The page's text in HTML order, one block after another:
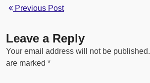
Previous Post
Leave a Reply
Your email address will not be published.
are marked *